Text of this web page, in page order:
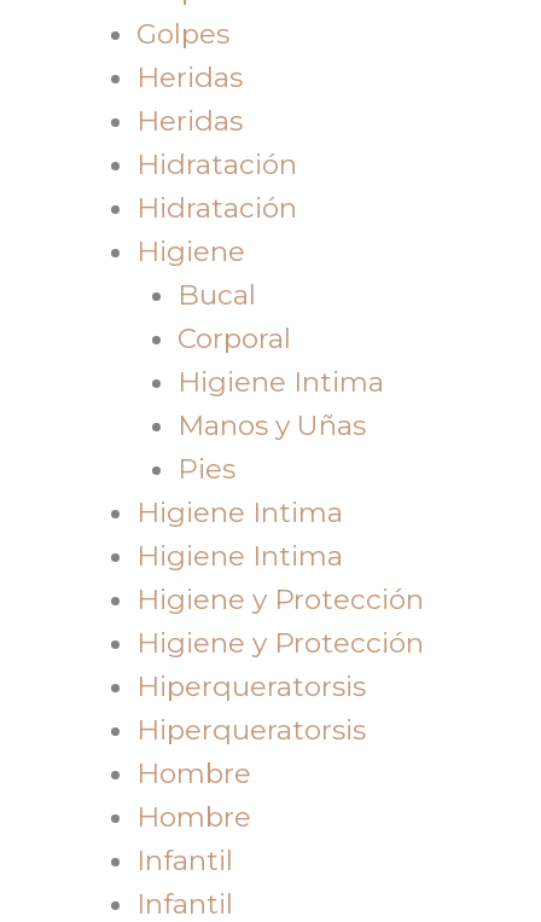
Golpes
Heridas
Heridas
Hidratación
Hidratación
Higiene
Bucal
Corporal
Higiene Intima
Manos y Uñas
Pies
Higiene Intima
Higiene Intima
Higiene y Protección
Higiene y Protección
Hiperqueratorsis
Hiperqueratorsis
Hombre
Hombre
Infantil
Infantil